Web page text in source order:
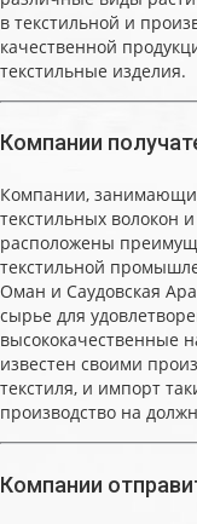
в текстильной и
качественной
текстильные изделия.
Компании
Компании,
текстильных волокон
расположены
текстильной
Оман и Саудовская
сырье для
высококачественные
известен своими
текстиля, и импорт
производство на
Компании